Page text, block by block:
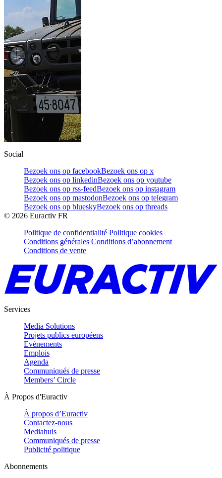
Social
Bezoek ons op facebookBezoek ons op x
Bezoek ons op linkedinBezoek ons op youtube
Bezoek ons op rss-feedBezoek ons op instagram
Bezoek ons op mastodonBezoek ons op telegram
Bezoek ons op blueskyBezoek ons op threads
© 2026 Euractiv FR
Politique de confidentialité Politique cookies
Conditions générales Conditions d’abonnement
Conditions de vente
Services
Media Solutions
Projets publics européens
Evénements
Emplois
Agenda
Communiqués de presse
Members’ Circle
À Propos d'Euractiv
À propos d’Euractiv
Contactez-nous
Mediahuis
Communiqués de presse
Publicité politique
Abonnements